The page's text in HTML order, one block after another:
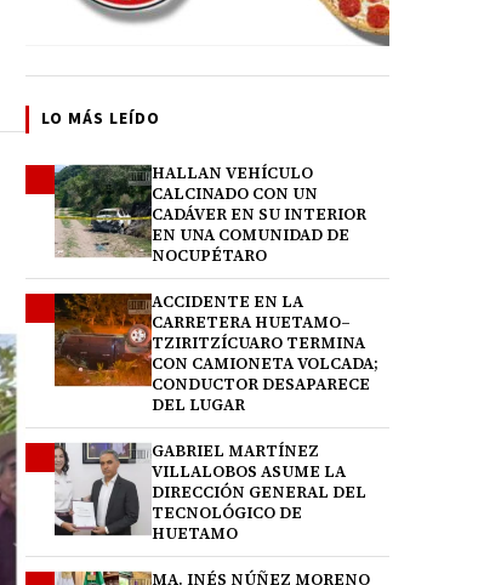
LO MÁS LEÍDO
HALLAN VEHÍCULO
CALCINADO CON UN
CADÁVER EN SU INTERIOR
EN UNA COMUNIDAD DE
NOCUPÉTARO
ACCIDENTE EN LA
CARRETERA HUETAMO–
TZIRITZÍCUARO TERMINA
CON CAMIONETA VOLCADA;
CONDUCTOR DESAPARECE
DEL LUGAR
GABRIEL MARTÍNEZ
VILLALOBOS ASUME LA
DIRECCIÓN GENERAL DEL
TECNOLÓGICO DE
HUETAMO
MA. INÉS NÚÑEZ MORENO